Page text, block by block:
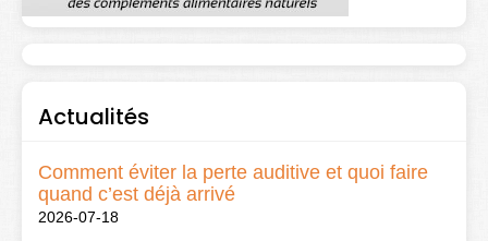
Actualités
Comment éviter la perte auditive et quoi faire
quand c’est déjà arrivé
2026-07-18